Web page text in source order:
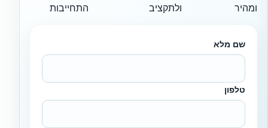
ומהיר
ולתקציב
התחייבות
שם מלא
טלפון